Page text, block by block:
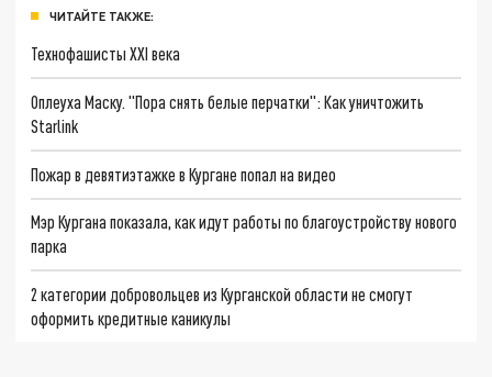
ЧИТАЙТЕ ТАКЖЕ:
Технофашисты XXI века
Оплеуха Маску. "Пора снять белые перчатки": Как уничтожить
Starlink
Пожар в девятиэтажке в Кургане попал на видео
Мэр Кургана показала, как идут работы по благоустройству нового
парка
2 категории добровольцев из Курганской области не смогут
оформить кредитные каникулы